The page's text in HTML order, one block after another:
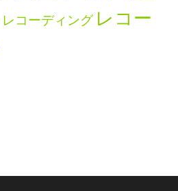
レコーディング レコー